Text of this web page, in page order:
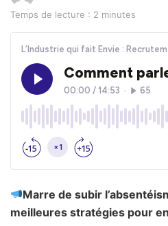
Temps de lecture : 2 minutes
Marre de subir
meilleures stratégies pour